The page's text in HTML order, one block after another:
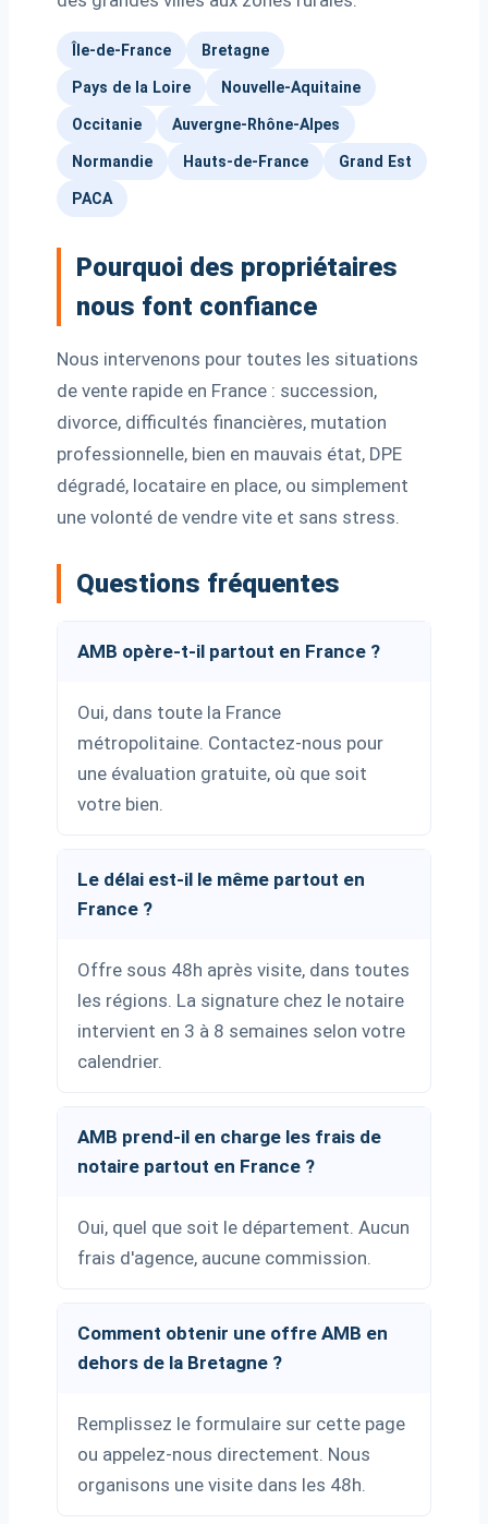
Île-de-France Bretagne
Pays de la Loire Nouvelle-Aquitaine
Occitanie Auvergne-Rhône-Alpes
Normandie Hauts-de-France Grand Est
PACA
Pourquoi des propriétaires
nous font confiance
Nous intervenons pour toutes les situations
de vente rapide en France : succession,
divorce, difficultés financières, mutation
professionnelle, bien en mauvais état, DPE
dégradé, locataire en place, ou simplement
une volonté de vendre vite et sans stress.
Questions fréquentes
AMB opère-t-il partout en France ?
Oui, dans toute la France
métropolitaine. Contactez-nous pour
une évaluation gratuite, où que soit
votre bien.
Le délai est-il le même partout en
France ?
Offre sous 48h après visite, dans toutes
les régions. La signature chez le notaire
intervient en 3 à 8 semaines selon votre
calendrier.
AMB prend-il en charge les frais de
notaire partout en France ?
Oui, quel que soit le département. Aucun
frais d'agence, aucune commission.
Comment obtenir une offre AMB en
dehors de la Bretagne ?
Remplissez le formulaire sur cette page
ou appelez-nous directement. Nous
organisons une visite dans les 48h.